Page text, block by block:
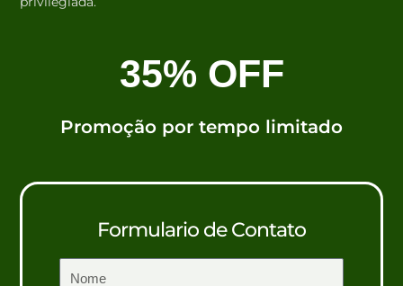
35% OFF
Promoção por tempo limitado
Formulario de Contato